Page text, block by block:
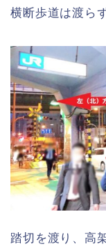
横断歩道は渡ら
踏切を渡り、高